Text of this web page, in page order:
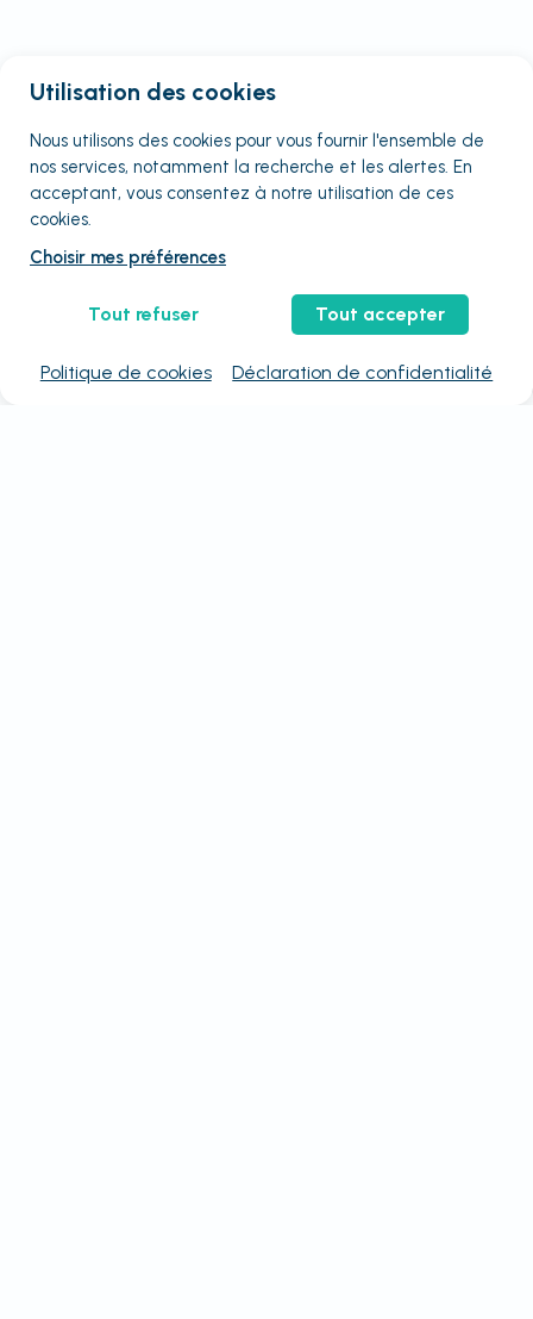
Utilisation des cookies
Nous utilisons des cookies pour vous fournir l'ensemble de
nos services, notamment la recherche et les alertes. En
acceptant, vous consentez à notre utilisation de ces
cookies.
Choisir mes préférences
Tout refuser Tout accepter
Politique de cookies Déclaration de confidentialité